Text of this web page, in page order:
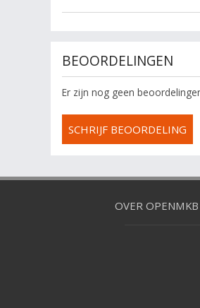
BEOORDELINGEN
Er zijn nog geen
SCHRIJF BEOORDELING
OVER OPENMKB